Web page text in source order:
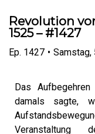
Revolution
1525 – #1427
Ep. 1427 • Samstag,
Das
damals sagte,
Veranstaltung